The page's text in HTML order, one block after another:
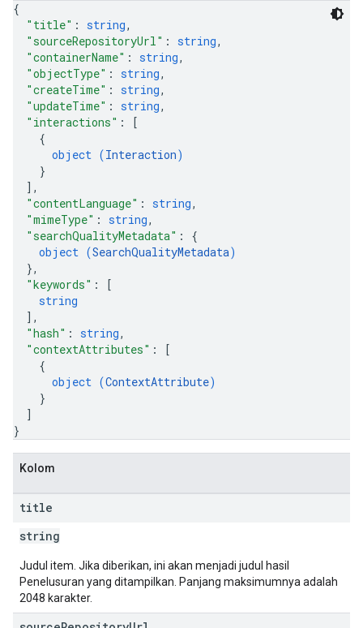
{
"title" : string,
"sourceRepositoryUrl" : string,
"containerName" : string,
"objectType" : string,
"createTime" : string,
"updateTime" : string,
"interactions" :
[
{
object (Interaction)
}
] ,
"contentLanguage" : string,
"mimeType" : string,
"searchQualityMetadata" : {
object (SearchQualityMetadata)
},
"keywords" :
[
string
] ,
"hash" : string,
"contextAttributes" :
[
{
object (ContextAttribute)
}
]
}
Kolom
title
string
Judul item. Jika diberikan, ini akan menjadi judul hasil
Penelusuran yang ditampilkan. Panjang maksimumnya adalah
2048 karakter.